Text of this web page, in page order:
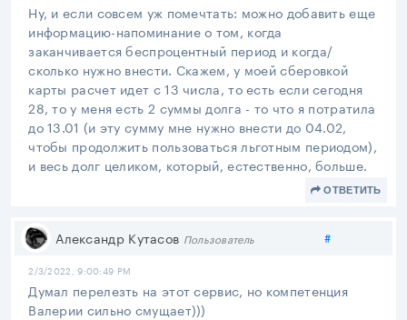
Ну, и если совсем уж помечтать: можно добавить еще
информацию-напоминание о том, когда
заканчивается беспроцентный период и когда/
сколько нужно внести. Скажем, у моей сберовкой
карты расчет идет с 13 числа, то есть если сегодня
28, то у меня есть 2 суммы долга - то что я потратила
до 13.01 (и эту сумму мне нужно внести до 04.02,
чтобы продолжить пользоваться льготным периодом),
и весь долг целиком, который, естественно, больше.
ОТВЕТИТЬ
Александр Кутасов Пользователь #Поделиться
2/3/2022, 9:00:49 PM
Думал перелезть на этот сервис, но компетенция
Валерии сильно смущает)))